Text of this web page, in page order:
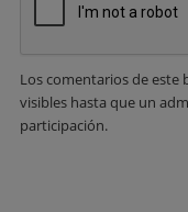
Los comentarios de este
visibles hasta que un
participación.